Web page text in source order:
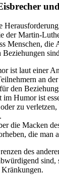
der Martin-
Menschen, die
ist laut einer
an
den
Humor ist
zu
die Macken
die man
des